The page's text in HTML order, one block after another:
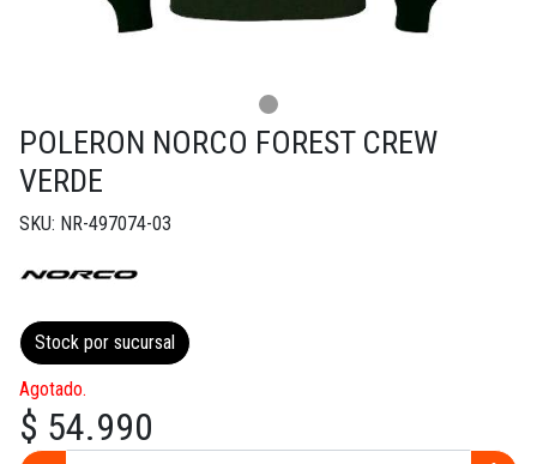
POLERON NORCO FOREST CREW
VERDE
SKU: NR-497074-03
Stock por sucursal
Agotado.
$ 54.990